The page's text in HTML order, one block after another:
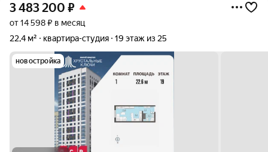
3 483 200 ₽
от 14 598 ₽ в месяц
22,4 м²
квартира-студия 19 этаж из 25
новостройка